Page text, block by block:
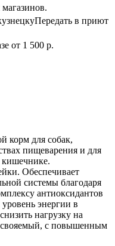
Передать в приют
от 1 500 р.
корм для собак,
пищеварения и для
Обеспечивает
системы благодаря
антиоксидантов
энергии в
нагрузку на
с повышенным